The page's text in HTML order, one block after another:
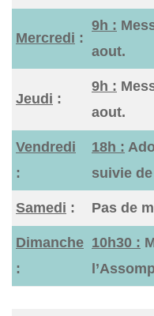
Mercredi :
9h :
aout.
Jeudi :
9h :
aout.
Vendredi
:
18h :
suivie
Samedi : Pas de
Dimanche
:
10h30 :